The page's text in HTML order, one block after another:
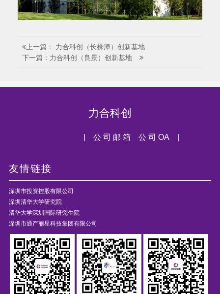
上一篇： 力合科创（长株潭）创新基地
下一篇：力合科创（良景）创新基地
力合科创
公 司 OA |
| 公 司 邮 箱
友情链接
深圳市投资控股有限公司
深圳清华大学研究院
清华大学深圳国际研究生院
深圳市通产丽星科技集团有限公司